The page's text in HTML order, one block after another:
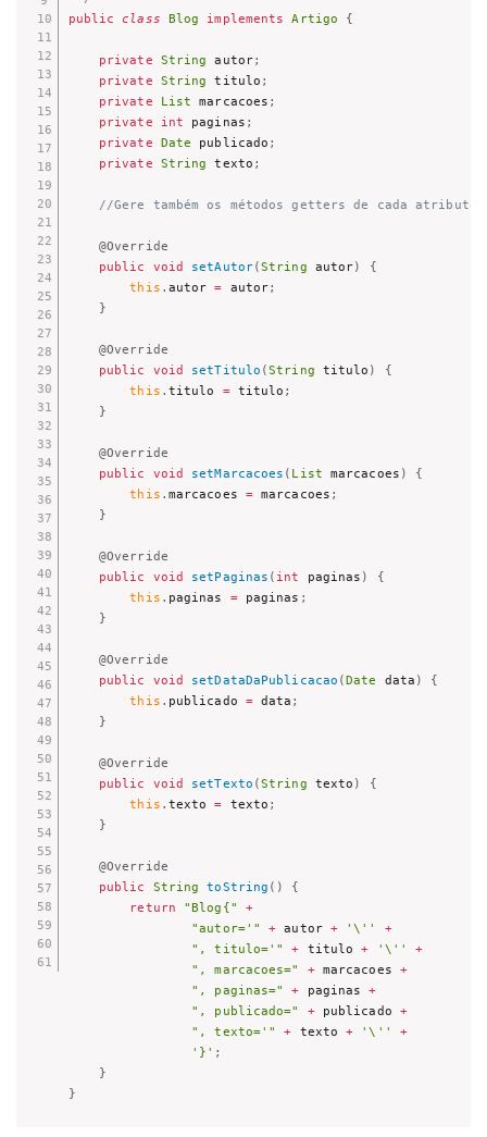
public class Blog implements Artigo {
private String autor;
private String titulo ;
private
List marcacoes ;
private
int paginas ;
private Date publicado ;
private String texto ;
//Gere também os métodos getters de cada atributo.
@Override
public
void setAutor(String autor)
{
this . autor = autor;
}
@Override
public
void setTitulo (String titulo )
{
this . titulo = titulo ;
}
@Override
public
void setMarcacoes ( List marcacoes )
{
this . marcacoes = marcacoes ;
}
@Override
public
void setPaginas ( int paginas )
{
this . paginas = paginas ;
}
@Override
public
void setDataDaPublicacao (Date data )
{
this . publicado = data ;
}
@Override
public
void setTexto (String texto )
{
this . texto = texto ;
}
@Override
public
String toString ( )
{
return
"Blog{"
+
"autor='"
+ autor + '\''
+
", titulo='"
+ titulo + '\''
+
", marcacoes="
+ marcacoes +
", paginas="
+ paginas +
", publicado="
+ publicado +
", texto='"
+ texto + '\''
+
'}' ;
}
}